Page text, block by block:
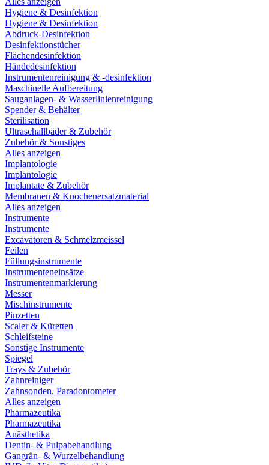
Hygiene & Desinfektion
Hygiene & Desinfektion
Abdruck-Desinfektion
Desinfektionstücher
Flächendesinfektion
Händedesinfektion
Instrumentenreinigung & -desinfektion
Maschinelle Aufbereitung
Sauganlagen- & Wasserlinienreinigung
Spender & Behälter
Sterilisation
Ultraschallbäder & Zubehör
Zubehör & Sonstiges
Alles anzeigen
Implantologie
Implantologie
Implantate & Zubehör
Membranen & Knochenersatzmaterial
Alles anzeigen
Instrumente
Instrumente
Excavatoren & Schmelzmeissel
Feilen
Füllungsinstrumente
Instrumenteneinsätze
Instrumentenmarkierung
Messer
Mischinstrumente
Pinzetten
Scaler & Küretten
Schleifsteine
Sonstige Instrumente
Spiegel
Trays & Zubehör
Zahnreiniger
Zahnsonden, Paradontometer
Alles anzeigen
Pharmazeutika
Pharmazeutika
Anästhetika
Dentin- & Pulpabehandlung
Gangrän- & Wurzelbehandlung